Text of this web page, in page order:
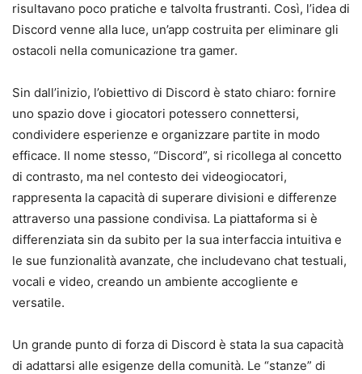
risultavano poco pratiche e talvolta frustranti. Così, l’idea di
Discord venne alla luce, un’app costruita per eliminare gli
ostacoli nella comunicazione tra gamer.
Sin dall’inizio, l’obiettivo di Discord è stato chiaro: fornire
uno spazio dove i giocatori potessero connettersi,
condividere esperienze e organizzare partite in modo
efficace. Il nome stesso, “Discord”, si ricollega al concetto
di contrasto, ma nel contesto dei videogiocatori,
rappresenta la capacità di superare divisioni e differenze
attraverso una passione condivisa. La piattaforma si è
differenziata sin da subito per la sua interfaccia intuitiva e
le sue funzionalità avanzate, che includevano chat testuali,
vocali e video, creando un ambiente accogliente e
versatile.
Un grande punto di forza di Discord è stata la sua capacità
di adattarsi alle esigenze della comunità. Le “stanze” di